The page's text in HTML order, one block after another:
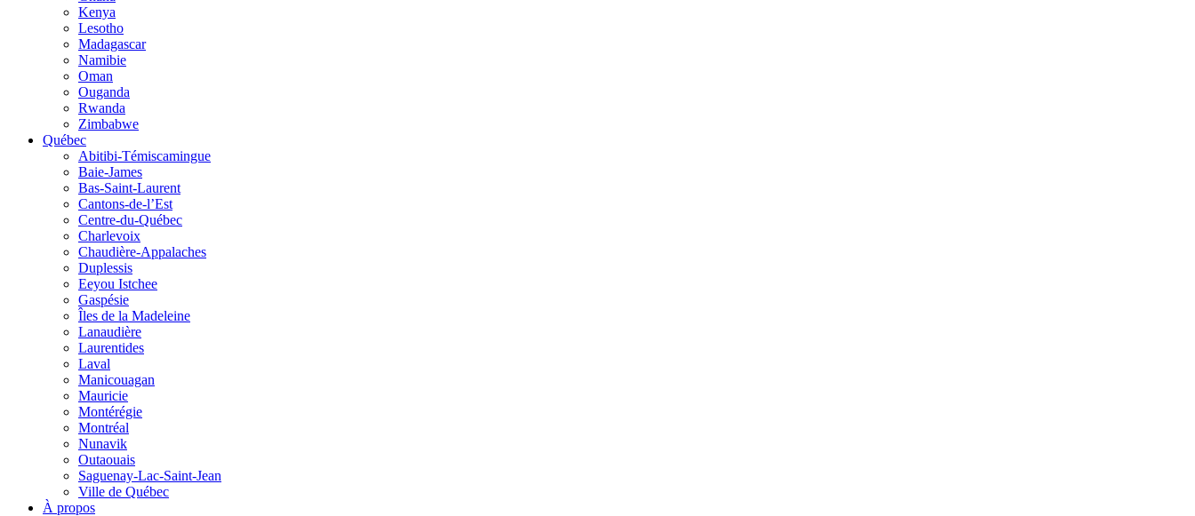
Kenya
Lesotho
Madagascar
Namibie
Oman
Ouganda
Rwanda
Zimbabwe
Québec
Abitibi-Témiscamingue
Baie-James
Bas-Saint-Laurent
Cantons-de-l’Est
Centre-du-Québec
Charlevoix
Chaudière-Appalaches
Duplessis
Eeyou Istchee
Gaspésie
Îles de la Madeleine
Lanaudière
Laurentides
Laval
Manicouagan
Mauricie
Montérégie
Montréal
Nunavik
Outaouais
Saguenay-Lac-Saint-Jean
Ville de Québec
À propos